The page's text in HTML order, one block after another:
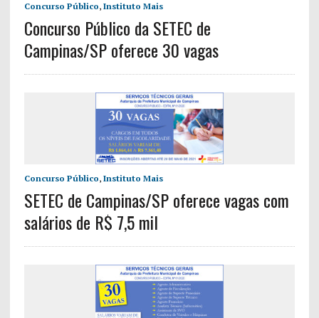
Concurso Público, Instituto Mais
Concurso Público da SETEC de
Campinas/SP oferece 30 vagas
Concurso Público, Instituto Mais
SETEC de Campinas/SP oferece vagas com
salários de R$ 7,5 mil